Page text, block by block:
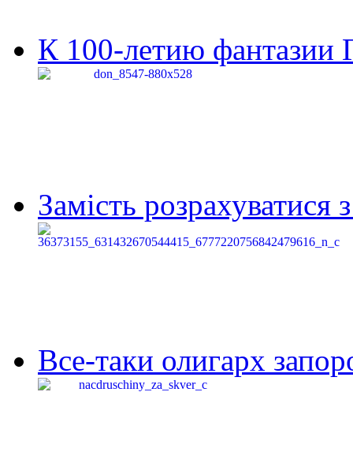
К 100-летию фантазии
Замість
Все-таки олигарх